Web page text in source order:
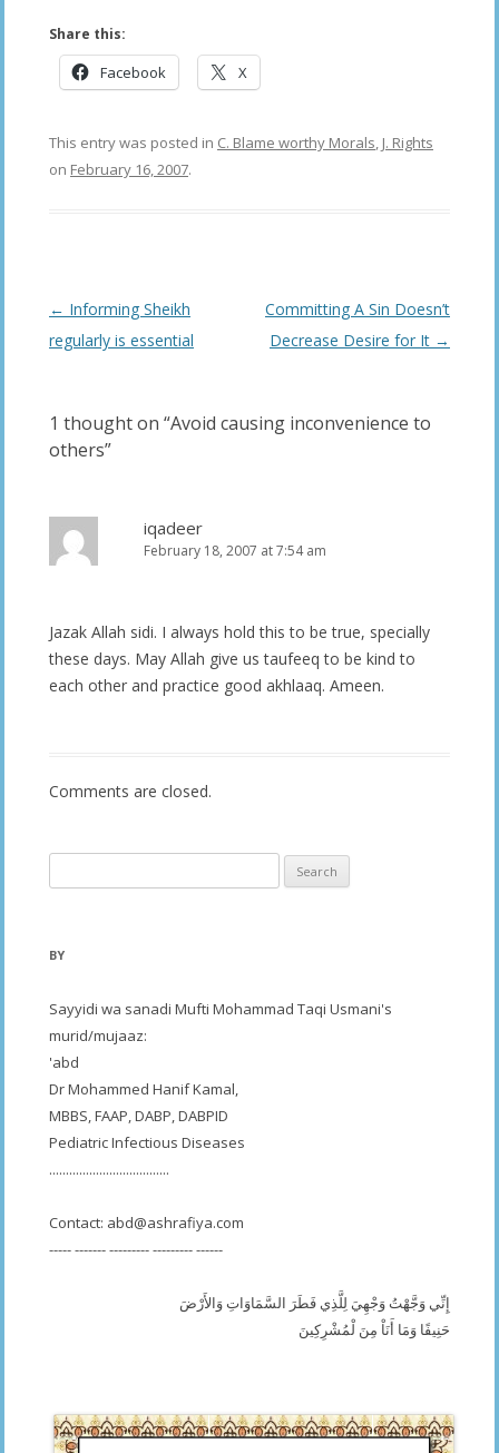
Share this:
Facebook X
This entry was posted in C. Blame worthy Morals J. Rights
on February 16, 2007.
Post
navigation
← Informing Sheikh
regularly is essential
Committing A Sin Doesn’t
Decrease Desire for It →
1 thought on “Avoid causing inconvenience to
others”
iqadeer
February 18, 2007 at 7:54 am
Jazak Allah sidi. I always hold this to be true, specially
these days. May Allah give us taufeeq to be kind to
each other and practice good akhlaaq. Ameen.
Comments are closed.
for:
BY
Sayyidi wa sanadi Mufti Mohammad Taqi Usmani's
murid/mujaaz:
'abd
Dr Mohammed Hanif Kamal,
MBBS, FAAP, DABP, DABPID
Pediatric Infectious Diseases
....................................
Contact: abd@ashrafiya.com
----- ------- --------- --------- ------
إِنِّي وَجَّهْتُ وَجْهِيَ لِلَّذِي فَطَرَ السَّمَاوَاتِ وَالأَرْضَ
حَنِيفًا وَمَا أَنَاْ مِنَ لْمُشْرِكِينَ